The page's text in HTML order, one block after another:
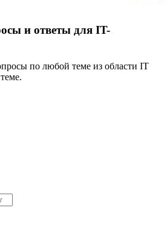
и ответы для IT-
по любой теме из области IT